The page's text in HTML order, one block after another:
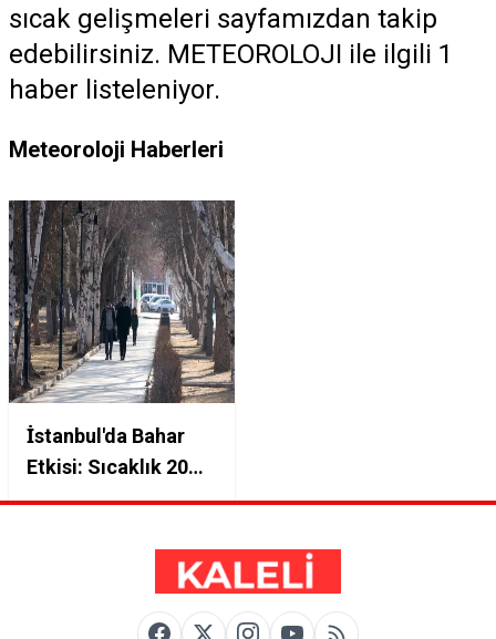
sıcak gelişmeleri sayfamızdan takip
edebilirsiniz. METEOROLOJI ile ilgili 1
haber listeleniyor.
Meteoroloji Haberleri
İstanbul'da Bahar
Etkisi: Sıcaklık 20
Dereceye Yaklaşıyor